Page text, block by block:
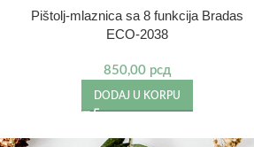
Pištolj-mlaznica sa 8 funkcija Bradas
ECO-2038
850,00 рсд
DODAJ U KORPU